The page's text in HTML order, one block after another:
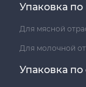
Упаковка по
Для мясной
Для молочной
Упаковка